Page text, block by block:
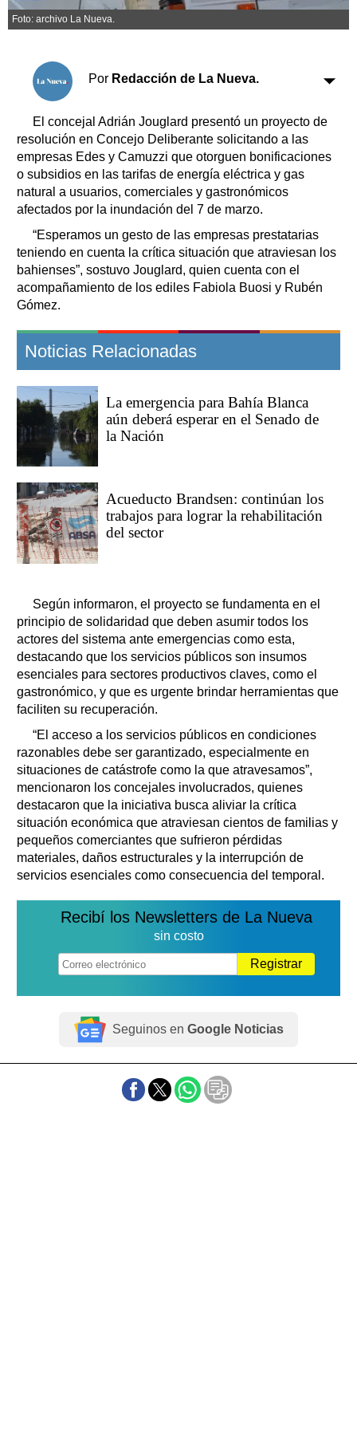
Clasificados
Horóscopo
Servicios
Farmacias
Loterías
Datos Útiles
Fúnebres
Edictos
Teléfonos de urgencia
Foto: archivo La Nueva.
Por Redacción de La Nueva.
El concejal Adrián Jouglard presentó un proyecto de
resolución en Concejo Deliberante solicitando a las
empresas Edes y Camuzzi que otorguen bonificaciones
o subsidios en las tarifas de energía eléctrica y gas
natural a usuarios, comerciales y gastronómicos
afectados por la inundación del 7 de marzo.
“Esperamos un gesto de las empresas prestatarias
teniendo en cuenta la crítica situación que atraviesan los
bahienses”, sostuvo Jouglard, quien cuenta con el
acompañamiento de los ediles Fabiola Buosi y Rubén
Gómez.
Noticias Relacionadas
La emergencia para Bahía Blanca
aún deberá esperar en el Senado de
la Nación
Acueducto Brandsen: continúan los
trabajos para lograr la rehabilitación
del sector
Según informaron, el proyecto se fundamenta en el
principio de solidaridad que deben asumir todos los
actores del sistema ante emergencias como esta,
destacando que los servicios públicos son insumos
esenciales para sectores productivos claves, como el
gastronómico, y que es urgente brindar herramientas que
faciliten su recuperación.
“El acceso a los servicios públicos en condiciones
razonables debe ser garantizado, especialmente en
situaciones de catástrofe como la que atravesamos”,
mencionaron los concejales involucrados, quienes
destacaron que la iniciativa busca aliviar la crítica
situación económica que atraviesan cientos de familias y
pequeños comerciantes que sufrieron pérdidas
materiales, daños estructurales y la interrupción de
servicios esenciales como consecuencia del temporal.
Recibí los Newsletters de La Nueva
sin costo
Registrar
Seguinos en Google Noticias